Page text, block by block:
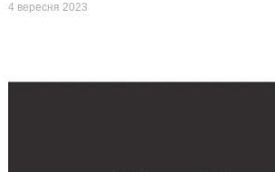
4 вересня 2023